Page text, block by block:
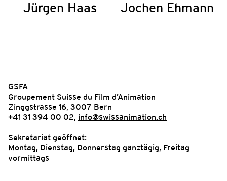
Jürgen Haas Jochen Ehmann
GSFA
Groupement Suisse du Film d’Animation
Zinggstrasse 16, 3007 Bern
+41 31 394 00 02, info@swissanimation.ch
Sekretariat geöffnet:
Montag, Dienstag, Donnerstag ganztägig, Freitag
vormittags